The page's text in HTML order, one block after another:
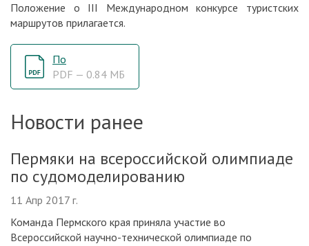
Положение о III Международном конкурсе туристских
маршрутов прилагается.
По
PDF — 0.84 МБ
Новости ранее
Пермяки на всероссийской олимпиаде
по судомоделированию
11 Апр 2017 г.
Команда Пермского края приняла участие во
Всероссийской научно-технической олимпиаде по